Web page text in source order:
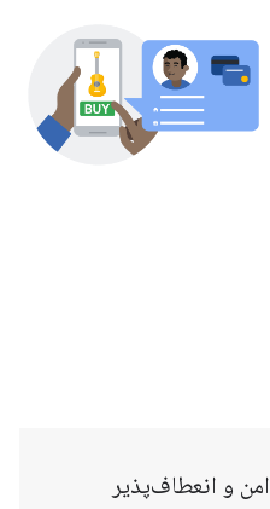
امن و انعطاف‌پذیر